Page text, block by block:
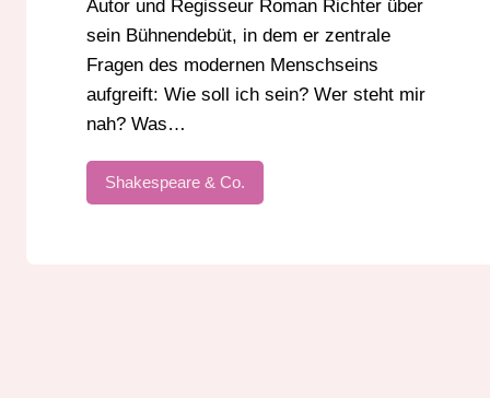
Autor und Regisseur Roman Richter über
sein Bühnendebüt, in dem er zentrale
Fragen des modernen Menschseins
aufgreift: Wie soll ich sein? Wer steht mir
nah? Was…
Shakespeare & Co.